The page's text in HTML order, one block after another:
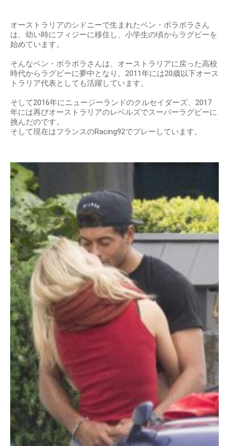
オーストラリアのシドニーで生まれたベン・ボラボラさん
は、幼い時にフィジーに移住し、小学生の頃からラグビーを
始めています。
そんなベン・ボラボラさんは、オーストラリアに戻った高校
時代からラグビーに夢中となり、2011年には20歳以下オース
トラリア代表としても活躍しています。
そして2016年にニュージーランドのクルセイダーズ、2017
年には再びオーストラリアのレベルズでスーパーラグビーに
挑んだのです。
そして現在はフランスのRacing92でプレーしています。